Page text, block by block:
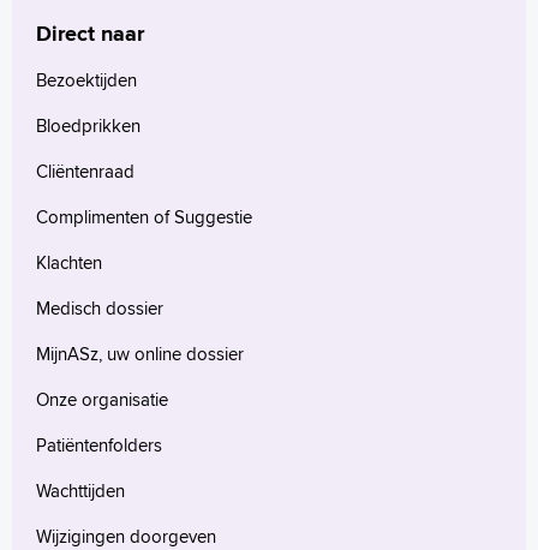
Direct naar
Bezoektijden
Bloedprikken
Cliëntenraad
Complimenten of Suggestie
Klachten
Medisch dossier
MijnASz, uw online dossier
Onze organisatie
Patiëntenfolders
Wachttijden
Wijzigingen doorgeven